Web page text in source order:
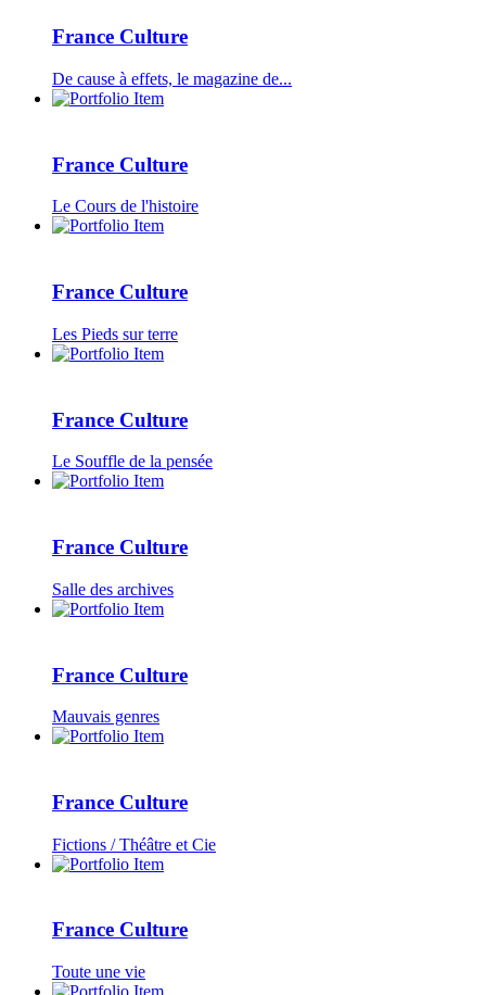
France Culture
De cause à effets, le magazine de...
France Culture
Le Cours de l'histoire
France Culture
Les Pieds sur terre
France Culture
Le Souffle de la pensée
France Culture
Salle des archives
France Culture
Mauvais genres
France Culture
Fictions / Théâtre et Cie
France Culture
Toute une vie